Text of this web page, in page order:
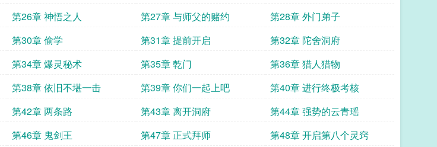
第26章 神悟之人 第27章 与师父的赌约
第28章 外门弟子
第30章 偷学 第31章 提前开启
第32章 陀舍洞府
第34章 爆灵秘术 第35章 乾门
第36章 猎人猎物
第38章 依旧不堪一击 第39章 你们一起上吧
第40章 进行终极考核
第42章 两条路 第43章 离开洞府
第44章 强势的云青瑶
第46章 鬼剑王 第47章 正式拜师
第48章 开启第八个灵窍